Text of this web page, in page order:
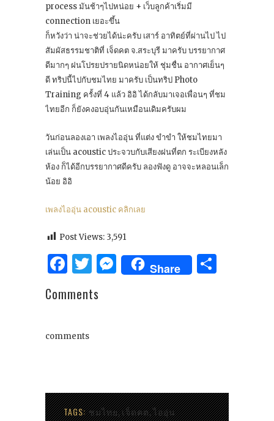
process มันช้าๆไปหน่อย + เว็บลูกค้าเริ่มมี
connection เยอะขึ้น
ก็หวังว่า น่าจะช่วยได้น่ะครับ เสาร์ อาทิตย์ที่ผ่านไป ไป
สัมผัสธรรมชาติที่ เจ็ดคต จ.สระบุรี มาครับ บรรยากาศ
ดีมากๆ ฝนโปรยปรายนิดหน่อยให้ ชุ่มชื่น อากาศเย็นๆ
ดี ทริปนี้ไปกับชมไทย มาครับ เป็นทริป Photo
Training ครั้งที่ 4 แล้ว อิอิ ได้กลับมาเจอเพื่อนๆ ที่ชม
ไทยอีก ก็ยังคงอบอุ่นกันเหมือนเดิมครับผม
วันก่อนลองเอา เพลงไออุ่น ที่แต่ง ขำขำ ให้ชมไทยมา
เล่นเป็น acoustic ประจวบกับเสียงฝนที่ตก ระเบียงหลัง
ห้อง ก็ได้อีกบรรยากาศดีครับ ลองฟังดู อาจจะหลอนเล็ก
น้อย อิอิ
เพลงไออุ่น acoustic คลิกเลย
Post Views: 3,591
Facebook
Twitter
Messenger
Share
Comments
comments
TAGS: ชมไทย,เจ็ดคต,ไออุ่น